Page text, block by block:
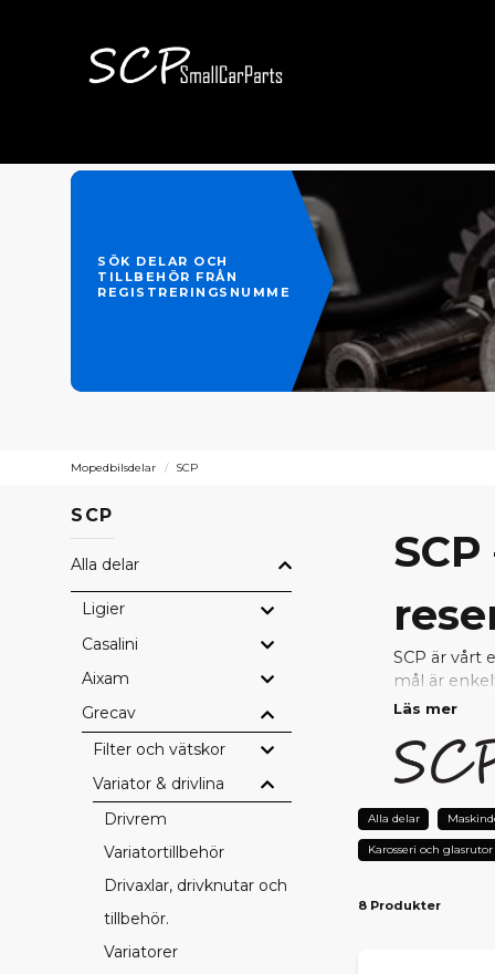
SÖK DELAR OCH
TILLBEHÖR FRÅN
REGISTRERINGSNUMMER
Mopedbilsdelar SCP
SCP
Alla delar
Ligier
Casalini
Aixam
Grecav
Filter och vätskor
Variator & drivlina
Drivrem
Variatortillbehör
Drivaxlar, drivknutar och
tillbehör.
Variatorer
SCP är vårt
mål är
uppfyller
reparera
Prisvärda–
Perfekt
Läs mer
Alla delar
Karosseri och glasrutor
8 Produkter